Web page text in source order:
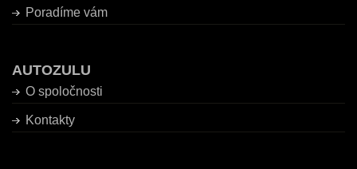
Poradíme vám
AUTOZULU
O spoločnosti
Kontakty